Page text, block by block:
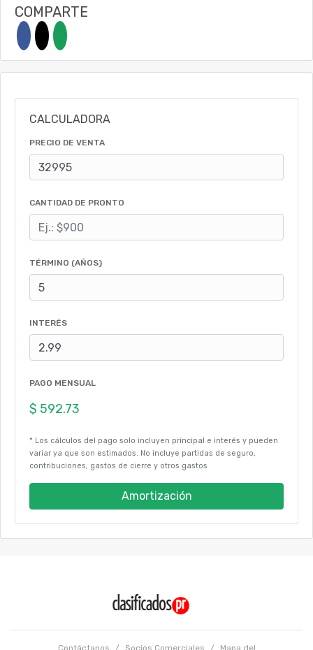
COMPARTE
CALCULADORA
PRECIO DE VENTA
CANTIDAD DE PRONTO
TÉRMINO (AÑOS)
INTERÉS
PAGO MENSUAL
* Los cálculos del pago solo incluyen principal e interés y pueden
variar ya que son estimados. No incluye partidas de seguro,
contribuciones, gastos de cierre y otros gastos
Amortización
Contáctanos / Socios Comerciales / Mapa del